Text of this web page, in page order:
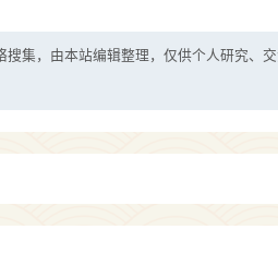
集，由本站编辑整理，仅供个人研究、